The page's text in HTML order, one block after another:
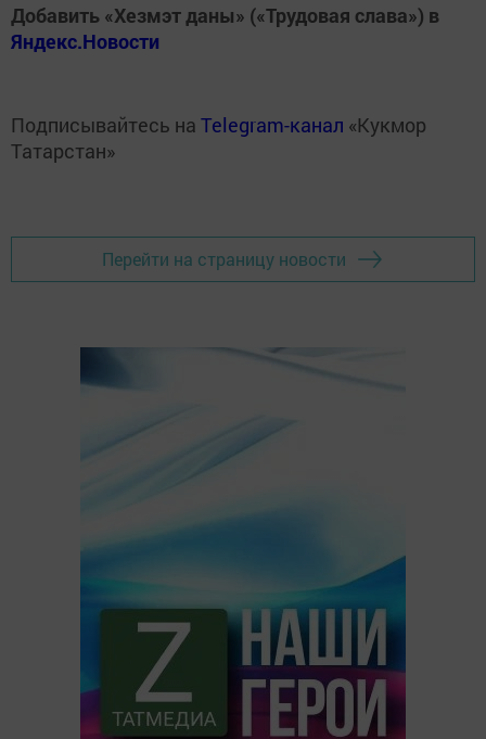
Добавить «Хезмэт даны» («Трудовая слава») в
Яндекс.Новости
Подписывайтесь на Telegram-канал «Кукмор
Татарстан»
Перейти на страницу новости